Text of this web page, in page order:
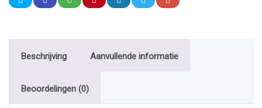
Beschrijving Aanvullende informatie
Beoordelingen (0)